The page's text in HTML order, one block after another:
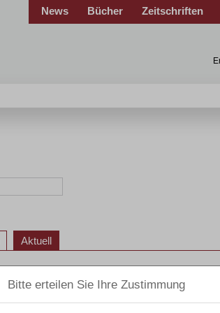
News Bücher Zeitschriften
Aktuell